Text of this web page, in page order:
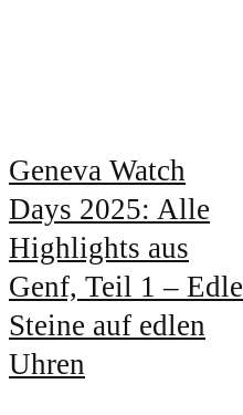
Geneva Watch
Days 2025: Alle
Highlights aus
Genf, Teil 1 – Edle
Steine auf edlen
Uhren